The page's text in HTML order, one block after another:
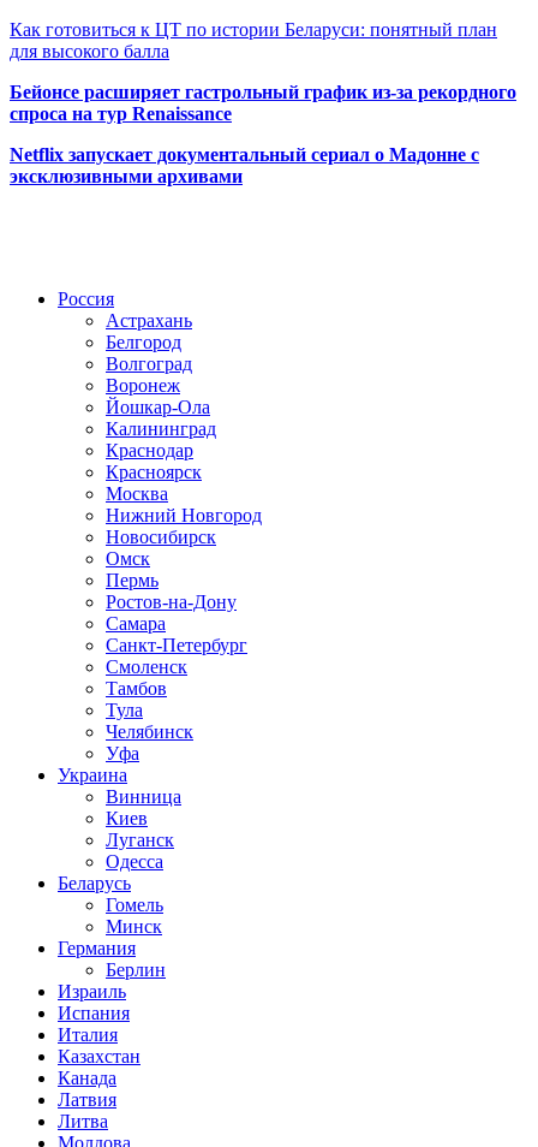
Как готовиться к ЦТ по истории Беларуси: понятный план
для высокого балла
Бейонсе расширяет гастрольный график из-за рекордного
спроса на тур Renaissance
Netflix запускает документальный сериал о Мадонне с
эксклюзивными архивами
Россия
Астрахань
Белгород
Волгоград
Воронеж
Йошкар-Ола
Калининград
Краснодар
Красноярск
Москва
Нижний Новгород
Новосибирск
Омск
Пермь
Ростов-на-Дону
Самара
Санкт-Петербург
Смоленск
Тамбов
Тула
Челябинск
Уфа
Украина
Винница
Киев
Луганск
Одесса
Беларусь
Гомель
Минск
Германия
Берлин
Израиль
Испания
Италия
Казахстан
Канада
Латвия
Литва
Молдова